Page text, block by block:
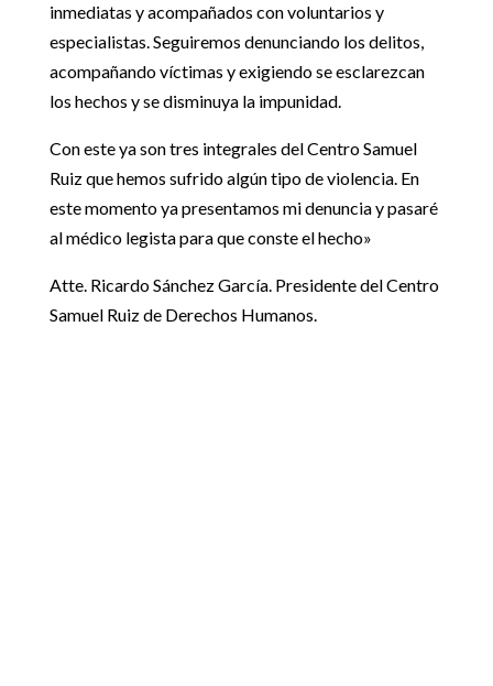
inmediatas y acompañados con voluntarios y
especialistas. Seguiremos denunciando los delitos,
acompañando víctimas y exigiendo se esclarezcan
los hechos y se disminuya la impunidad.
Con este ya son tres integrales del Centro Samuel
Ruiz que hemos sufrido algún tipo de violencia. En
este momento ya presentamos mi denuncia y pasaré
al médico legista para que conste el hecho»
Atte. Ricardo Sánchez García. Presidente del Centro
Samuel Ruiz de Derechos Humanos.